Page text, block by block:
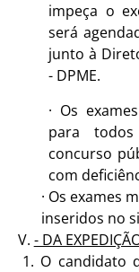
impeça o
será
junto à
- DPME.
· Os
para
concurso
com
· Os exames
inseridos no
- DA
1. O candidato